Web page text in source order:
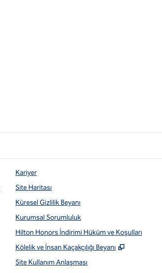
Kariyer
Site Haritası
Küresel Gizlilik Beyanı
Kurumsal Sorumluluk
Hilton Honors İndirimi Hüküm ve Koşulları
Kölelik ve İnsan Kaçakçılığı Beyanı
,
Site Kullanım Anlaşması